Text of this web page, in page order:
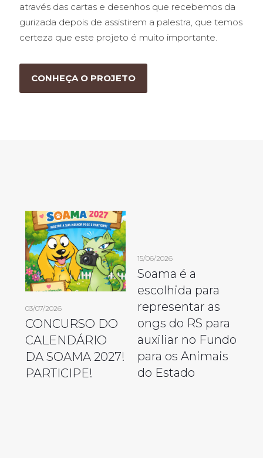
através das cartas e desenhos que recebemos da
gurizada depois de assistirem a palestra, que temos
certeza que este projeto é muito importante.
CONHEÇA O PROJETO
03/07/2026
CONCURSO DO
CALENDÁRIO
DA SOAMA 2027!
PARTICIPE!
15/06/2026
Soama é a
escolhida para
representar as
ongs do RS para
auxiliar no Fundo
para os Animais
do Estado